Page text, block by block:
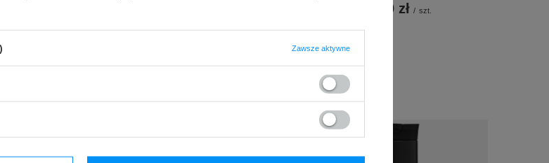
30 dni
339,99 zł / szt.
Zawsze aktywne